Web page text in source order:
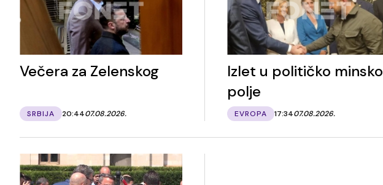
Večera za Zelenskog
SRBIJA 20:4407.08.2026.
Izlet u političko minsko
polje
EVROPA 17:3407.08.2026.